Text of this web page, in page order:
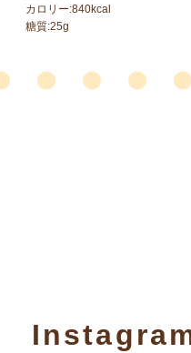
カロリー:840kcal
糖質:25g